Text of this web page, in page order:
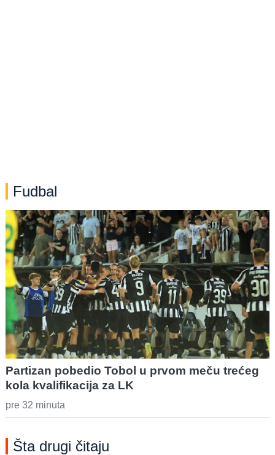
Fudbal
Partizan pobedio Tobol u prvom meču trećeg
kola kvalifikacija za LK
pre 32 minuta
Šta drugi čitaju